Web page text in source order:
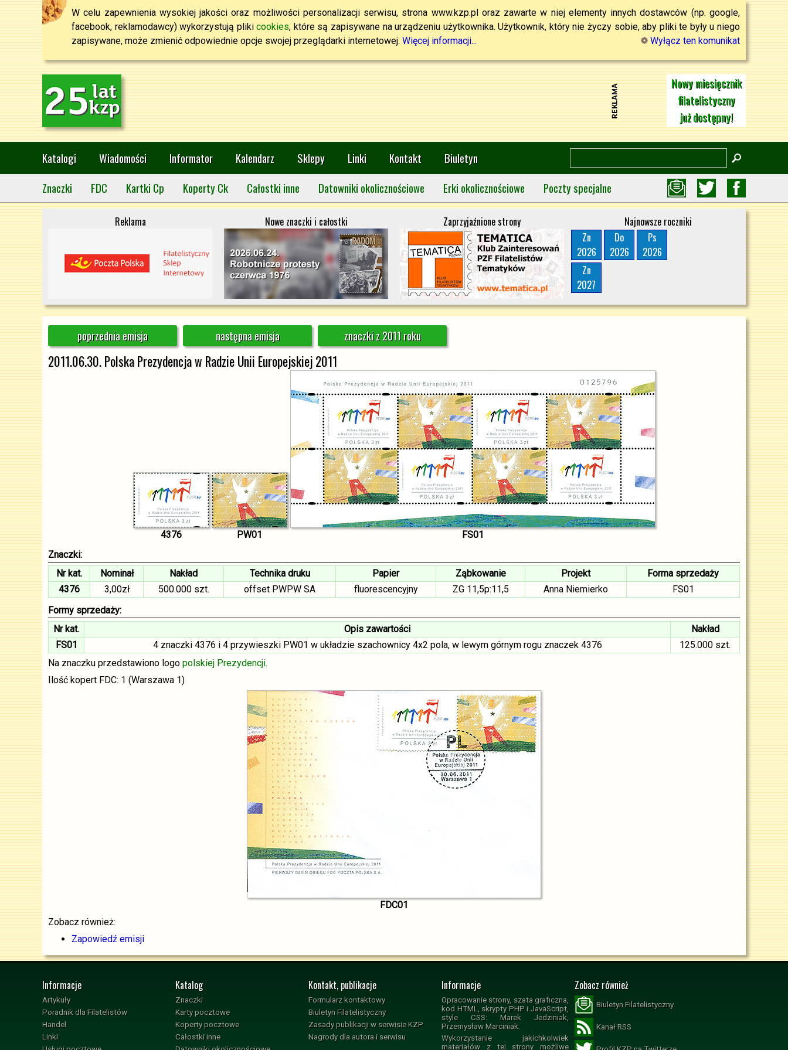
W celu zapewnienia wysokiej jakości oraz możliwości personalizacji serwisu, strona www.kzp.pl oraz zawarte w niej elementy innych dostawców (np. google,
facebook, reklamodawcy) wykorzystują plikicookies, które są zapisywane na urządzeniu użytkownika. Użytkownik, który nie życzy sobie, aby pliki te były u niego
zapisywane, może zmienić odpowiednie opcje swojej przeglądarki internetowej. Więcej informacji... Wyłącz ten komunikat
Nowy miesięcznik
filatelistyczny
już dostępny!
Katalogi Wiadomości Informator Kalendarz Sklepy Linki Kontakt
Biuletyn
Znaczki
FDC Kartki Cp Koperty Ck Całostki inne Datowniki okolicznościowe Erki okolicznościowe Poczty specjalne
Reklama Nowe znaczki i całostki Zaprzyjaźnione strony
Najnowsze roczniki
Zn
2026
Do
2026
Ps
2026
Zn
2027
poprzednia emisja następna emisja znaczki z 2011 roku
2011.06.30. Polska Prezydencja w Radzie Unii Europejskiej 2011
4376 PW01
FS01
Znaczki:
Nr kat.
Nominał Nakład Technika druku Papier Ząbkowanie Projekt
Forma sprzedaży
4376
3,00zł 500.000 szt. offset PWPW SA fluorescencyjny ZG 11,5p:11,5 Anna Niemierko
FS01
Formy sprzedaży:
Nr kat.
Opis zawartości
Nakład
FS01
4 znaczki 4376 i 4 przywieszki PW01 w układzie szachownicy 4x2 pola, w lewym górnym rogu znaczek 4376
125.000 szt.
Na znaczku przedstawiono logo polskiej Prezydencji.
Ilość kopert FDC: 1 (Warszawa 1)
FDC01
Zobacz również:
Zapowiedź emisji
Informacje
Artykuły
Poradnik dla Filatelistów
Handel
Linki
Katalog
Znaczki
Karty pocztowe
Koperty pocztowe
Całostki inne
Kontakt, publikacje
Formularz kontaktowy
Biuletyn Filatelistyczny
Zasady publikacji w serwisie KZP
Nagrody dla autora i serwisu
Informacje
Opracowanie strony, szata graficzna,
kod HTML, skrypty PHP i JavaScript,
style CSS: Marek Jedziniak,
Przemysław Marciniak.
Wykorzystanie jakichkolwiek
materiałów z tej strony możliwe
Zobacz również
Biuletyn Filatelistyczny
Kanał RSS